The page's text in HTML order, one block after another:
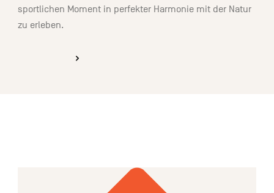
sportlichen Moment in perfekter Harmonie mit der Natur
zu erleben.